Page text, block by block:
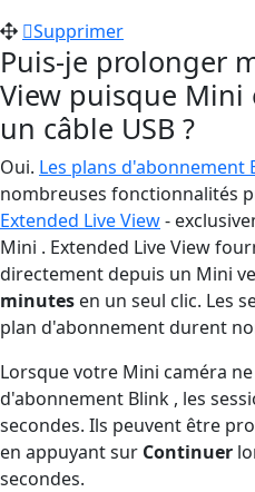
Supprimer
Puis-je prolonger
View puisque
un câble USB ?
Oui. Les plans d'abonnement
nombreuses fonctionnalités
Extended Live View-
Mini . Extended Live View
directement depuis un Mini
minutes en un seul clic. Les
plan d'abonnement durent
Lorsque votre Mini caméra
d'abonnement Blink , les
secondes. Ils peuvent être
en appuyant sur Continuer
secondes.